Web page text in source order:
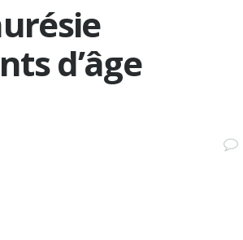
d’âge